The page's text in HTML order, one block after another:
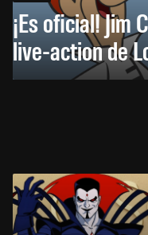
¡Es oficial! Jim
live-action de